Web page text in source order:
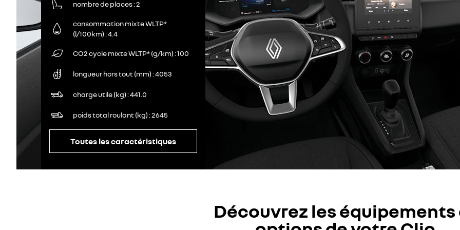
nombre de places 2
consommation mixte WLTP*
(l/100km) 4.4
CO2 cycle mixte WLTP* (g/km) 100
longueur hors tout (mm) 4053
charge utile (kg) 441.0
poids total roulant (kg) 2645
Toutes les caractéristiques
Découvrez les équipements